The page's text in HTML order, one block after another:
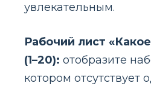
увлекательным.
Рабочий лист
(1–20): отобразите
котором отсутствует